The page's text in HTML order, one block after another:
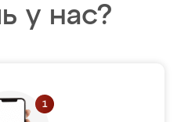
у нас?